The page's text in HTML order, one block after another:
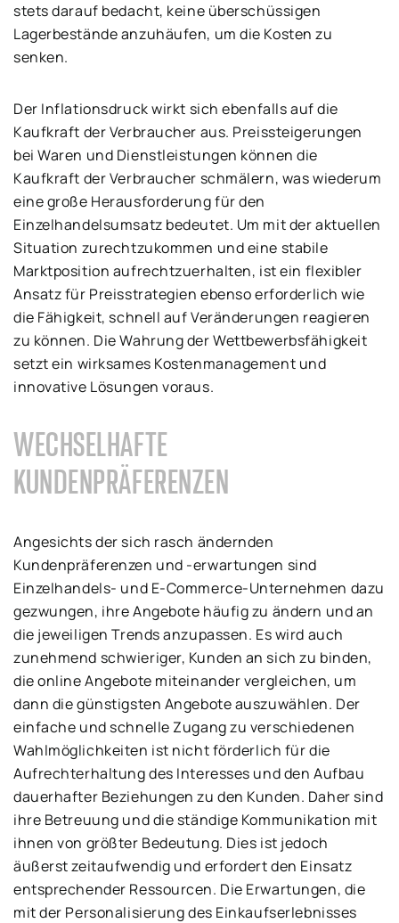
stets darauf bedacht, keine überschüssigen
Lagerbestände anzuhäufen, um die Kosten zu
senken.
Der Inflationsdruck wirkt sich ebenfalls auf die
Kaufkraft der Verbraucher aus. Preissteigerungen
bei Waren und Dienstleistungen können die
Kaufkraft der Verbraucher schmälern, was wiederum
eine große Herausforderung für den
Einzelhandelsumsatz bedeutet. Um mit der aktuellen
Situation zurechtzukommen und eine stabile
Marktposition aufrechtzuerhalten, ist ein flexibler
Ansatz für Preisstrategien ebenso erforderlich wie
die Fähigkeit, schnell auf Veränderungen reagieren
zu können. Die Wahrung der Wettbewerbsfähigkeit
setzt ein wirksames Kostenmanagement und
innovative Lösungen voraus.
WECHSELHAFTE
KUNDENPRÄFERENZEN
Angesichts der sich rasch ändernden
Kundenpräferenzen und -erwartungen sind
Einzelhandels- und E-Commerce-Unternehmen dazu
gezwungen, ihre Angebote häufig zu ändern und an
die jeweiligen Trends anzupassen. Es wird auch
zunehmend schwieriger, Kunden an sich zu binden,
die online Angebote miteinander vergleichen, um
dann die günstigsten Angebote auszuwählen. Der
einfache und schnelle Zugang zu verschiedenen
Wahlmöglichkeiten ist nicht förderlich für die
Aufrechterhaltung des Interesses und den Aufbau
dauerhafter Beziehungen zu den Kunden. Daher sind
ihre Betreuung und die ständige Kommunikation mit
ihnen von größter Bedeutung. Dies ist jedoch
äußerst zeitaufwendig und erfordert den Einsatz
entsprechender Ressourcen. Die Erwartungen, die
mit der Personalisierung des Einkaufserlebnisses